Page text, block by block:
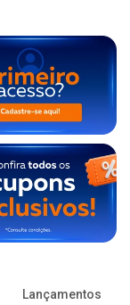
Lançamentos